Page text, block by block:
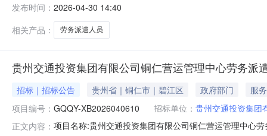
中心业主单位联系人谷先生业主单位联系电话
完成会计、司机等相
发布时间： 2026-04-30 14:40
相关产品：
劳务派遣人员
贵州交通投资集团有限公司铜仁营运管理中心劳务派
招标｜招标公告 贵州省｜铜仁市｜碧江区 政府部门
服务
项目编号： GQQY-XB2026040610 招标单位： 贵州交通投资集团
正文内容： 项目名称:贵州交通投资集团有限公司铜仁营运管理中心